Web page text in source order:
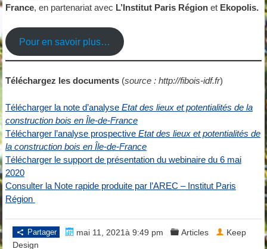
France, en partenariat avec L’Institut Paris Régionet Ekopolis.
Pour en savoir plus…
Téléchargez les documents(source : http://fibois-idf.fr)
Télécharger la note d’analyse Etat des lieux et potentialités de la
construction bois en Île-de-France
Télécharger l’analyse prospective Etat des lieux et potentialités de
la construction bois en Île-de-France
Télécharger le support de présentation du webinaire du 6 mai
2020
Consulter la Note rapide produite par l’AREC – Institut Paris
Région
Partager mai 11, 2021à 9:49 pm Articles
Keep
Design